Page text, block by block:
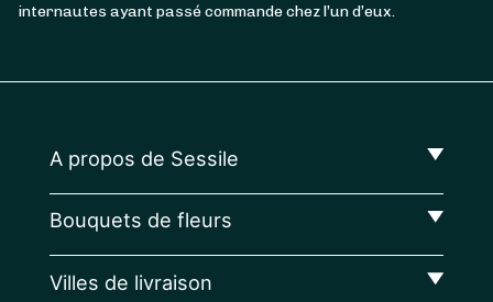
internautes ayant passé commande chez l’un d’eux.
A propos de Sessile
Bouquets de fleurs
Villes de livraison